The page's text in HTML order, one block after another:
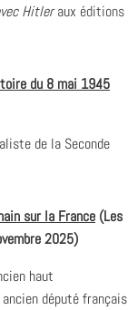
Hitleraux éditions
du 8 mai 1945
de la Seconde
sur la France (Les
2025)
haut
député français